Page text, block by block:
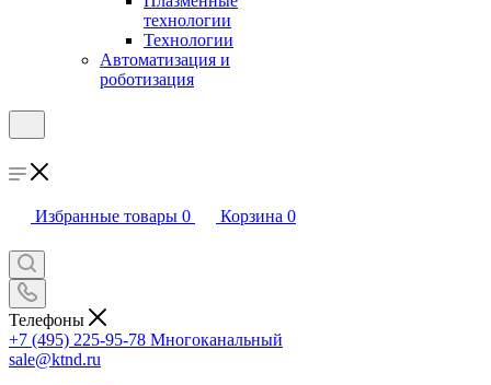
технологии
Технологии
Автоматизация и
роботизация
Избранные товары 0 Корзина 0
Телефоны
+7 (495) 225-95-78 Многоканальный
sale@ktnd.ru